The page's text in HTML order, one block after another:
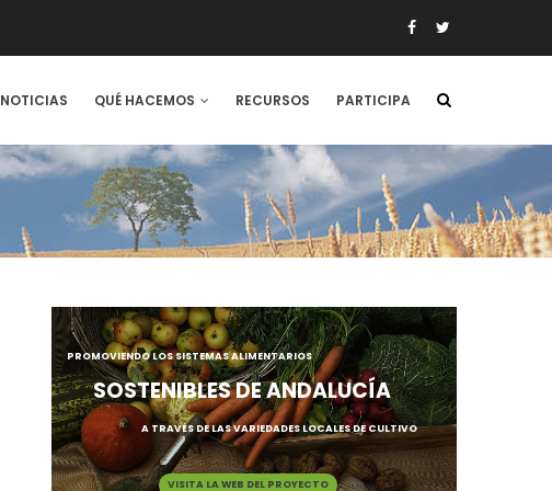
NOTICIAS QUÉ HACEMOS RECURSOS PARTICIPA
PROMOVIENDO LOS SISTEMAS ALIMENTARIOS
SOSTENIBLES DE ANDALUCÍA
A TRAVÉS DE LAS VARIEDADES LOCALES DE CULTIVO
VISITA LA WEB DEL PROYECTO